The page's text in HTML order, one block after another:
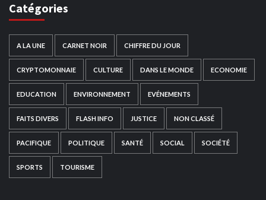
Catégories
A LA UNE CARNET NOIR CHIFFRE DU JOUR
CRYPTOMONNAIE CULTURE DANS LE MONDE ECONOMIE
EDUCATION ENVIRONNEMENT EVÉNEMENTS
FAITS DIVERS FLASH INFO JUSTICE NON CLASSÉ
PACIFIQUE POLITIQUE SANTÉ SOCIAL SOCIÉTÉ
SPORTS TOURISME